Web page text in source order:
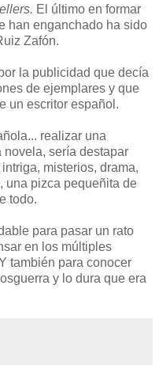
El último en formar
han enganchado ha sido
Zafón.
la publicidad que decía
de ejemplares y que
un escritor español.
realizar una
novela, sería destapar
misterios, drama,
una pizca pequeñita de
todo.
para pasar un rato
en los múltiples
también para conocer
y lo dura que era